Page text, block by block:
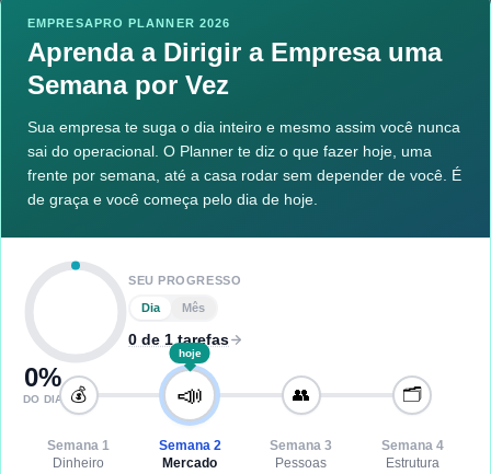
EMPRESAPRO PLANNER 2026
Aprenda a Dirigir a Empresa uma
Semana por Vez
Sua empresa te suga o dia inteiro e mesmo assim você nunca
sai do operacional. O Planner te diz o que fazer hoje, uma
frente por semana, até a casa rodar sem depender de você. É
de graça e você começa pelo dia de hoje.
0%
DO DIA
SEU PROGRESSO
Dia Mês
0 de 1 tarefas
hoje
💰
Semana1
Dinheiro
📣
Semana 2
Mercado
👥
Semana3
Pessoas
🗂️
Semana 4
Estrutura